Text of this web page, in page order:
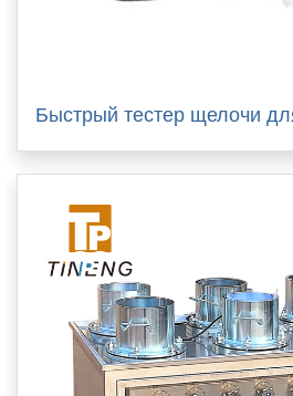
Быстрый тестер щелочи